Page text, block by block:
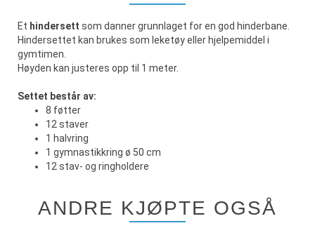
Et hindersett som danner grunnlaget for en god hinderbane.
Hindersettet kan brukes som leketøy eller hjelpemiddel i
gymtimen.
Høyden kan justeres opp til 1 meter.
Settet består av:
8 føtter
12 staver
1 halvring
1 gymnastikkring ø 50 cm
12 stav- og ringholdere
ANDRE KJØPTE OGSÅ